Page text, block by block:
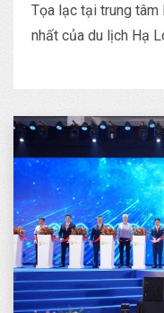
Tọa lạc tại trung
nhất của du lịch Hạ